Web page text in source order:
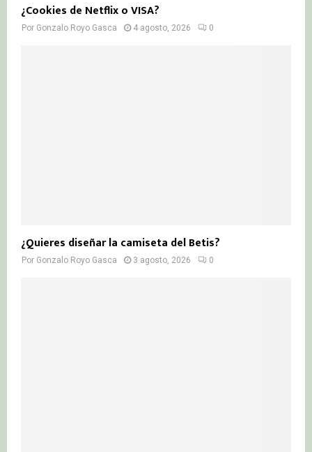
¿Cookies de Netflix o VISA?
Por Gonzalo Royo Gasca 4 agosto, 2026 0
¿Quieres diseñar la camiseta del Betis?
Por Gonzalo Royo Gasca 3 agosto, 2026 0